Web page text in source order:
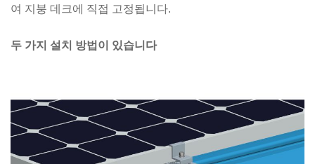
여 지붕 데크에 직접 고정됩니다.
두 가지 설치 방법이 있습니다